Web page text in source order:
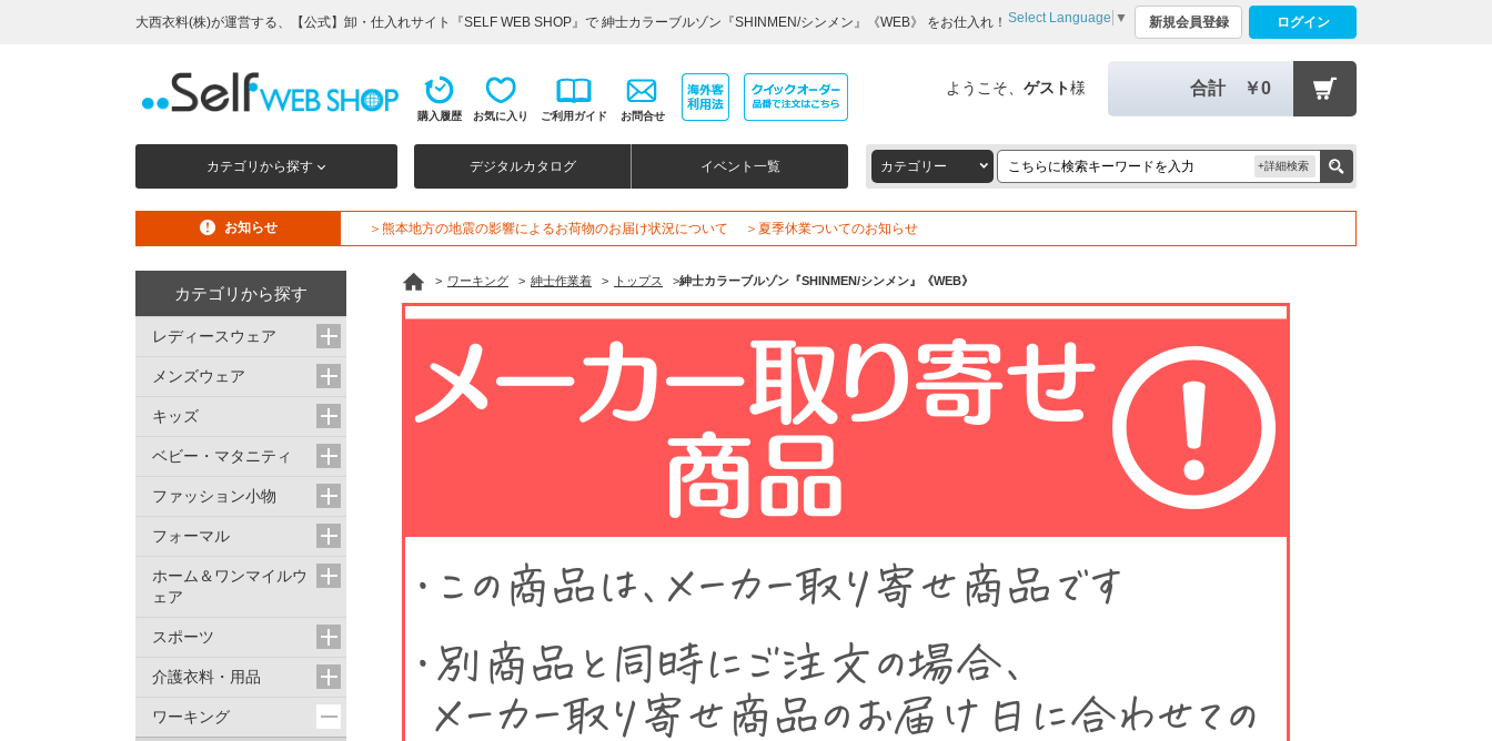
大西衣料(株)が運営する、【公式】卸・仕入れサイト『SELF WEB SHOP』で 紳士カラーブルゾン『SHINMEN/シンメン』《WEB》 をお仕入れ！ ログイン
新規会員登録
Select Language ▼
購入履歴 お気に入り ご利用ガイド お問合せ
ようこそ、 ゲスト様 合計 ￥0
カテゴリから探す デジタルカタログ イベント一覧 カテゴリー +詳細検索
お知らせ ＞熊本地方の地震の影響によるお荷物のお届け状況について ＞夏季休業ついてのお知らせ
> ワーキング > 紳士作業着 > トップス >紳士カラーブルゾン『SHINMEN/シンメン』《WEB》
カテゴリから探す
レディースウェア
メンズウェア
キッズ
ベビー・マタニティ
ファッション小物
フォーマル
ホーム＆ワンマイルウ
ェア
スポーツ
介護衣料・用品
ワーキング